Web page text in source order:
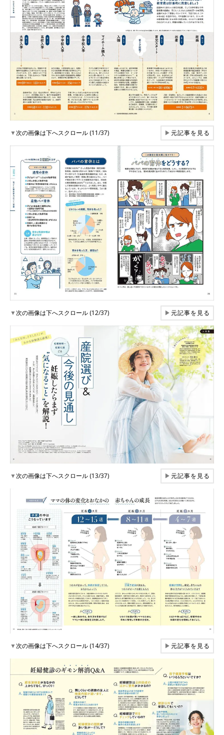
▼次の画像は下へスクロール (11/37) ▶元記事を見る
▼次の画像は下へスクロール (12/37) ▶元記事を見る
▼次の画像は下へスクロール (13/37) ▶元記事を見る
▼次の画像は下へスクロール (14/37) ▶元記事を見る